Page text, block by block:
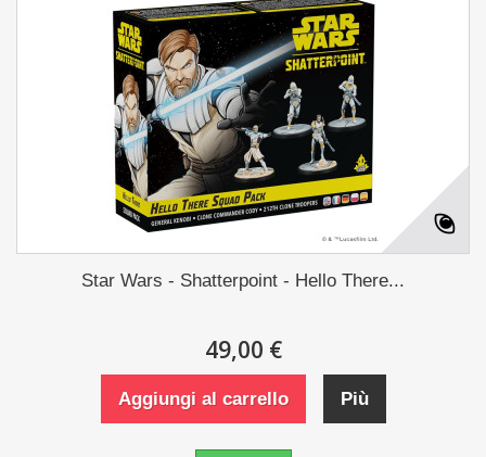
Star Wars - Shatterpoint - Hello There...
49,00 €
Aggiungi al carrello Più